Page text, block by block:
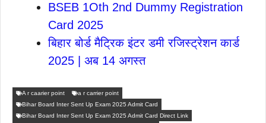
BSEB 1Oth 2nd Dummy Registration
Card 2025
बिहार बोर्ड मैट्रिक इंटर डमी रजिस्ट्रेशन कार्ड
2025 | अब 14 अगस्त
A r caarier point
a r carrier point
Bihar Board Inter Sent Up Exam 2025 Admit Card
Bihar Board Inter Sent Up Exam 2025 Admit Card Direct Link